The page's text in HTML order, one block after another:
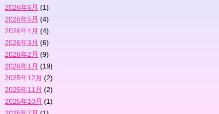
2026年6月 (1)
2026年5月 (4)
2026年4月 (4)
2026年3月 (6)
2026年2月 (9)
2026年1月 (19)
2025年12月 (2)
2025年11月 (2)
2025年10月 (1)